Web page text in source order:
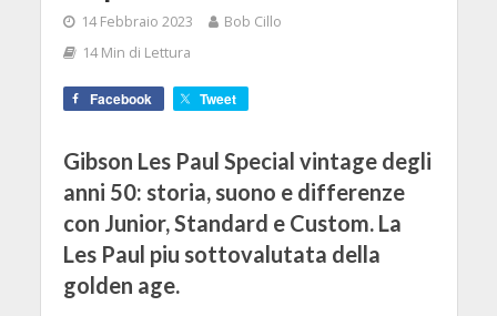
14 Febbraio 2023
Bob Cillo
14 Min di Lettura
Facebook Tweet
Gibson Les Paul Special vintage degli
anni 50: storia, suono e differenze
con Junior, Standard e Custom. La
Les Paul piu sottovalutata della
golden age.